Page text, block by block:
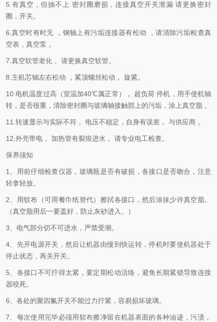
5.有真空，但抽不上 密封圈磨损，连接真空开关泄漏 请更换密封
圈，开关。
6.真空时有时无 ，钢轴上有污垢连接器有松动 ，请清除污垢检查真
空表，真空泵 。
7.真空软管老化， 请更换真空软管。
8.主机芯轴左右松动 ，紧顶螺丝松动， 旋紧。
10.电机温度过高（室温加40℃属正常）， 超负荷 停机，用手使机轴
转，是否很重，清除密封圈与玻璃轴接触部上的污垢，涂上真空脂 。
11.转速显示与实际不符， 电压不稳定，自身有误差， 与供应商 。
12.外壳带电， 加热管有裂痕进水， 请专业电工检查。
保养须知
1、用前仔细检查仪器，玻璃瓶是否有破损，各接口是否吻合，注意
轻拿轻放。
2、用软布（可用餐巾纸替代）擦拭各接口，然后涂抹少许真空脂。
（真空脂用后一要盖好，防止灰砂进入。）
3、电气部分切不可进水，严禁受潮。
4、先开电源开关，然后让机器由慢到快运转，停机时要使机器处于
停止状态，再关开关。
5、各接口不可拧得太紧，要定期松动活络，避免长期紧锁导致连接
器咬死。
6、各处的聚四氟开关不能过力拧紧，容易损坏玻璃。
7、每次使用完毕必须用软布擦净留在机器表面的各种油迹，污渍，